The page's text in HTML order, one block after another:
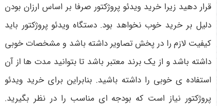
قرار دهید زیرا خرید ویدئو پروژکتور صرفا بر اساس ارزان بودن
دلیل بر خرید خوب نخواهد بود. دستگاه ویدئو پروژکتور باید
کیفیت لازم را در پخش تصاویر داشته باشد و مشخصات خوبی
داشته باشد و از یک برند معتبر باشد تا بتوانید مدت ها از آن
استفاده ی خوبی را داشته باشید. بنابراین برای خرید ویدئو
پروژکتور نیاز است که بودجه ای مناسب را در نظر بگیرید.